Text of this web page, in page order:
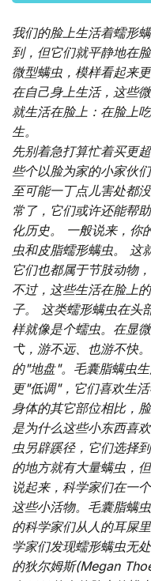
我们的脸上生活着蠕形
到，但它们就平静地在
微型螨虫，模样看起来
在自己身上生活，这些
就生活在脸上：在脸上
生。
先别着急打算忙着买更
些个以脸为家的小家伙
至可能一丁点儿害处都
常了，它们或许还能帮
化历史。 一般说来，你
虫和皮脂蠕形螨虫。 这
它们也都属于节肢动物
不过，这些生活在脸上
子。 这类蠕形螨虫在头
样就像是个蠕虫。在显
弋，游不远、也游不快
的"地盘"。毛囊脂螨虫
更"低调"，它们喜欢生
身体的其它部位相比，
是为什么这些小东西喜
虫另辟蹊径，它们选择
的地方就有大量螨虫，
说起来，科学家们在一
这些小活物。毛囊脂螨
的科学家们从人的耳屎
学家们发现蠕形螨虫无
的狄尔姆斯(Megan